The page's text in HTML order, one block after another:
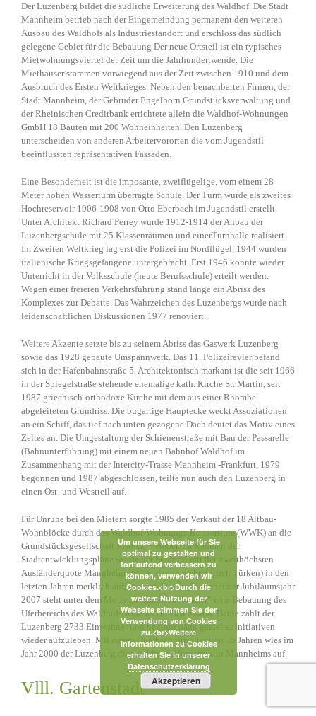
Der Luzenberg bildet die südliche Erweiterung des Waldhof. Die Stadt
Mannheim betrieb nach der Eingemeindung permanent den weiteren
Ausbau des Waldhofs als Industriestandort und erschloss das südlich
gelegene Gebiet für die Bebauung Der neue Ortsteil ist ein typisches
Mietwohnungsviertel der Zeit um die Jahrhundertwende. Die
Miethäuser stammen vorwiegend aus der Zeit zwischen 1910 und dem
Ausbruch des Ersten Weltkrieges. Neben den benachbarten Firmen, der
Stadt Mannheim, der Gebrüder Engelhorn Grundstücksverwaltung und
der Rheinischen Creditbank errichtete allein die Waldhof-Wohnungen
GmbH 18 Bauten mit 200 Wohneinheiten. Den Luzenberg
unterscheiden von anderen Arbeitervororten die vom Jugendstil
beeinflussten repräsentativen Fassaden.
Eine Besonderheit ist die imposante, zweiflügelige, vom einem 28
Meter hohen Wasserturm überragte Schule. Der Turm wurde als zweites
Hochreservoir 1906-1908 von Otto Eberbach im Jugendstil erstellt.
Unter Architekt Richard Perrey wurde 1912-1914 der Anbau der
Luzenbergschule mit 25 Klassenräumen und einerTurnhalle realisiert.
Im Zweiten Weltkrieg lag erst die Polizei im Nordflügel, 1944 wurden
italienische Kriegsgefangene untergebracht. Erst 1946 konnte wieder
Unterricht in der Volksschule (heute Berufsschule) erteilt werden.
Wegen einer freieren Verkehrsführung stand lange ein Abriss des
Komplexes zur Debatte. Das Wahrzeichen des Luzenbergs wurde nach
leidenschaftlichen Diskussionen 1977 renoviert.
Weitere Akzente setzte bis zu seinem Abriss das Gaswerk Luzenberg
sowie das 1928 gebaute Umspannwerk. Das 11. Polizeirevier befand
sich in der Hafenbahnstraße 5. Architektonisch markant ist die seit 1966
in der Spiegelstraße stehende ehemalige kath. Kirche St. Martin, seit
1987 griechisch-orthodoxe Kirche mit dem aus einer Rhombe
abgeleiteten Grundriss. Die bugartige Hauptecke weckt Assoziationen
an ein Schiff, das tief nach unten gezogene Dach deutet das Motiv eines
Zeltes an. Die Umgestaltung der Schienenstraße mit Bau der Passarelle
(Bahnunterführung) mit einem neuen Bahnhof Waldhof im
Zusammenhang mit der Intercity-Trasse Mannheim -Frankfurt, 1979
begonnen und 1987 abgeschlossen, teilte nun auch den Luzenberg in
einen Ost- und Westteil auf.
Für Unruhe bei den Mietern sorgte 1985 der Verkauf der 18 Altbau-
Wohnblöcke durch das Waldhof-Wohnungs-Konsortium (WWK) an die
Grundstücksgesellschaft Jostock + Weber. lm Rahmen der
Stadtentwicklungspläne wurde der Stadtteil mit der zweithöchsten
Ausländerquote Mannheims (80%, davon mehrheitlich Türken) in den
letzten Jahren merklich aufgewertet. Für das Mannheimer Jubiläumsjahr
2007 steht unter dem Motiv ,,Wohnen am Wasser” eine Bebauung des
Uferbereichs des Waldhof-Beckens zur Diskussion. Heute zählt der
Luzenberg 2733 Einwohner und beginnt dank gezielter Initiativen
wieder aufzuleben. Mit einem Durchschnittsalter von 35 Jahren wies im
Jahr 2000 der Luzenberg die niedrigste Altersstruktur Mannheims auf.
Vlll. Gartenstadt
Um unsere Webseite für Sie
optimal zu gestalten und
fortlaufend verbessern zu
können, verwenden wir
Cookies.<br>Durch die
weitere Nutzung der
Webseite stimmen Sie der
Verwendung von Cookies
zu.<br>Weitere
Informationen zu Cookies
erhalten Sie in unserer
Datenschutzerklärung
Akzeptieren